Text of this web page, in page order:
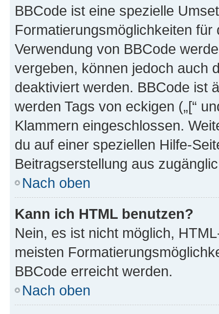
BBCode ist eine spezielle
Formatierungsmöglichkeiten
Verwendung von BBCode
vergeben, können jedoch auch
deaktiviert werden. BBCode ist
werden Tags von eckigen („[“
Klammern eingeschlossen.
du auf einer speziellen Hilfe-
Beitragserstellung aus
Nach oben
Kann ich HTML benutzen?
Nein, es ist nicht möglich,
meisten
BBCode erreicht werden.
Nach oben